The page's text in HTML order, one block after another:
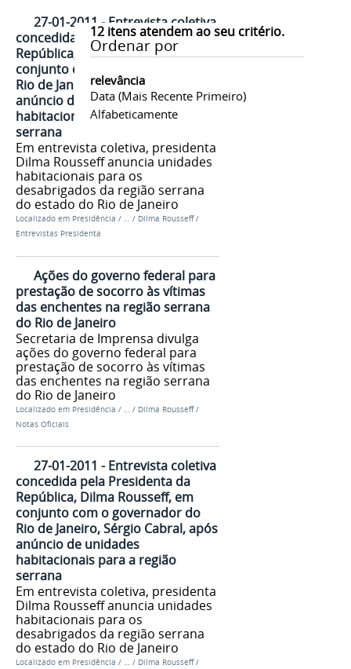
12itens atendem ao seu critério.
Ordenar por
relevância
Data (mais Recente Primeiro)
Alfabeticamente
27-01-2011 - Entrevista coletiva
concedida pela Presidenta da
República, Dilma Rousseff, em
conjunto com o governador do
Rio de Janeiro, Sérgio Cabral, após
anúncio de unidades
habitacionais para a região
serrana
Em entrevista coletiva, presidenta
Dilma Rousseff anuncia unidades
habitacionais para os
desabrigados da região serrana
do estado do Rio de Janeiro
Localizado em Presidência / … / Dilma Rousseff /
Entrevistas Presidenta
Ações do governo federal para
prestação de socorro às vítimas
das enchentes na região serrana
do Rio de Janeiro
Secretaria de Imprensa divulga
ações do governo federal para
prestação de socorro às vítimas
das enchentes na região serrana
do Rio de Janeiro
Localizado em Presidência / / Dilma Rousseff /
Notas Oficiais
27-01-2011 - Entrevista coletiva
concedida pela Presidenta da
República, Dilma Rousseff, em
conjunto com o governador do
Rio de Janeiro, Sérgio Cabral, após
anúncio de unidades
habitacionais para a região
serrana
Em entrevista coletiva, presidenta
Dilma Rousseff anuncia unidades
habitacionais para os
desabrigados da região serrana
do estado do Rio de Janeiro
Localizado em Presidência / … / Dilma Rousseff /